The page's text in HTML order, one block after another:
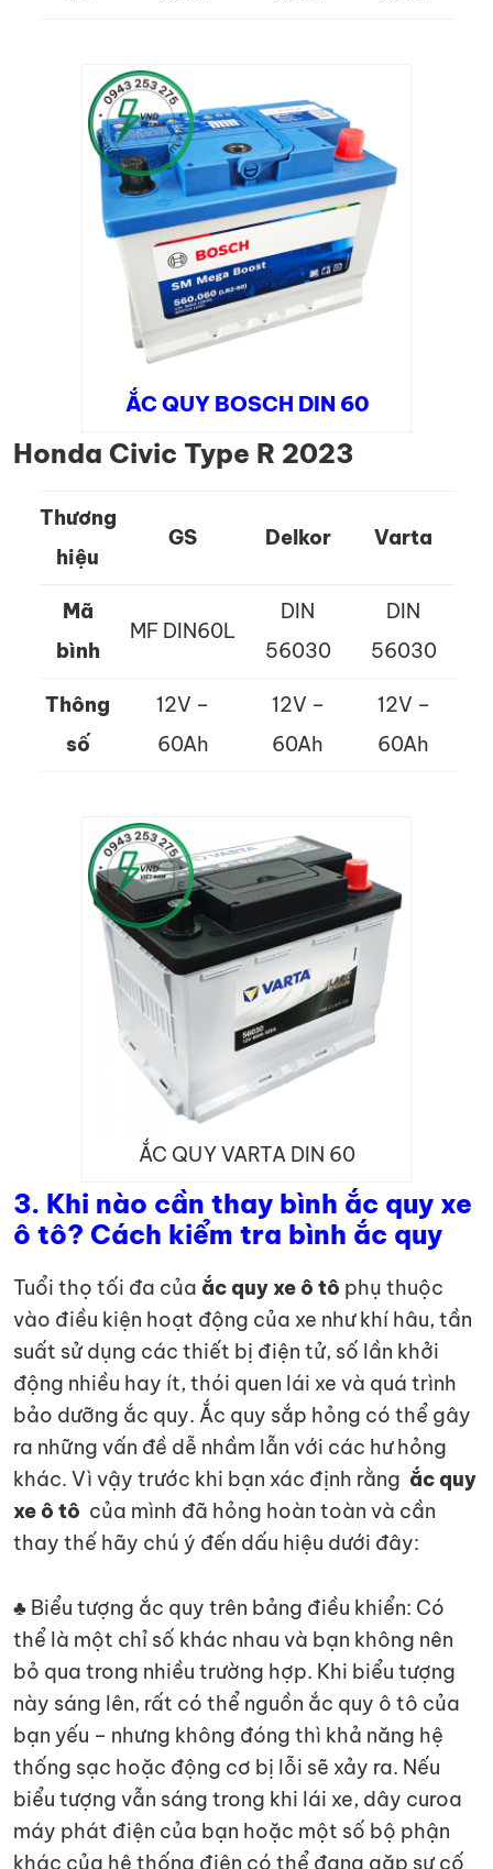
ẮC QUY BOSCH DIN 60
Honda Civic Type R 2023
Thương
hiệu
GS Delkor Varta
Mã
bình
MF DIN60L
DIN
56030
DIN
56030
Thông
số
12V –
60Ah
12V –
60Ah
12V –
60Ah
ẮC QUY VARTA DIN 60
3. Khi nào cần thay bình ắc quy xe
ô tô? Cách kiểm tra bình ắc quy
Tuổi thọ tối đa của ắc quy xe ô tô phụ thuộc
vào điều kiện hoạt động của xe như khí hâu, tần
suất sử dụng các thiết bị điện tử, số lần khởi
động nhiều hay ít, thói quen lái xe và quá trình
bảo dưỡng ắc quy. Ắc quy sắp hỏng có thể gây
ra những vấn đề dễ nhầm lẫn với các hư hỏng
khác. Vì vậy trước khi bạn xác định rằng ắc quy
xe ô tô của mình đã hỏng hoàn toàn và cần
thay thế hãy chú ý đến dấu hiệu dưới đây:
♣ Biểu tượng ắc quy trên bảng điều khiển: Có
thể là một chỉ số khác nhau và bạn không nên
bỏ qua trong nhiều trường hợp. Khi biểu tượng
này sáng lên, rất có thể nguồn ắc quy ô tô của
bạn yếu – nhưng không đóng thì khả năng hệ
thống sạc hoặc động cơ bị lỗi sẽ xảy ra. Nếu
biểu tượng vẫn sáng trong khi lái xe, dây curoa
máy phát điện của bạn hoặc một số bộ phận
khác của hệ thống điện có thể đang gặp sự cố